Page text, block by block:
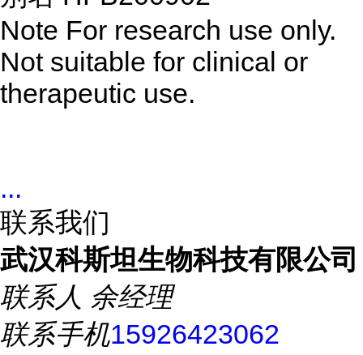
Note For research use only.
Not suitable for clinical or
therapeutic use.
...
联系我们
武汉科斯坦生物科技有限公司
联系人 余经理
联系手机15926423062